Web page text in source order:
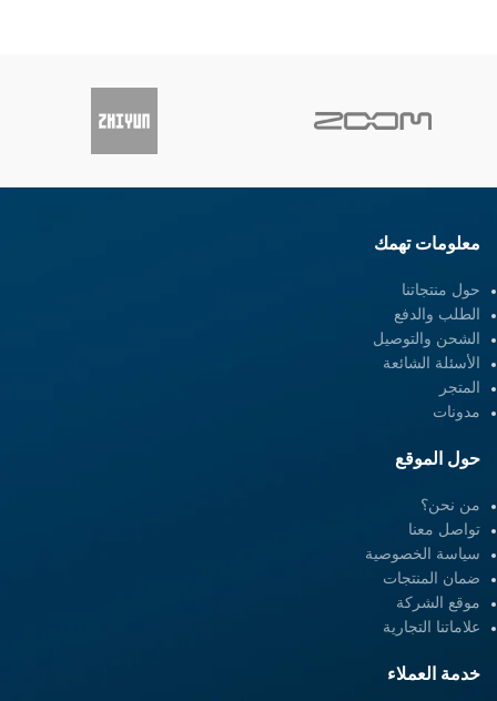
معلومات تهمك
حول منتجاتنا
الطلب والدفع
الشحن والتوصيل
الأسئلة الشائعة
المتجر
مدونات
حول الموقع
من نحن؟
تواصل معنا
سياسة الخصوصية
ضمان المنتجات
موقع الشركة
علاماتنا التجارية
خدمة العملاء